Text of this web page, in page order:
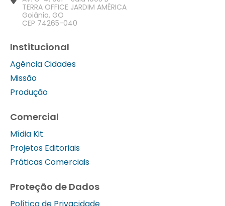
TERRA OFFICE JARDIM AMÉRICA
Goiânia, GO
CEP 74265-040
Institucional
Agência Cidades
Missão
Produção
Comercial
Mídia Kit
Projetos Editoriais
Práticas Comerciais
Proteção de Dados
Política de Privacidade